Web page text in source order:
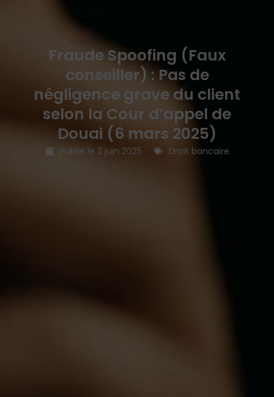
Fraude Spoofing (Faux
conseiller) : Pas de
négligence grave du client
selon la Cour d’appel de
Douai (6 mars 2025)
Publié le 2 juin 2025 Droit bancaire